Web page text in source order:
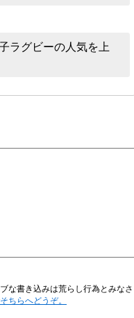
ラグビーの人気を上
な書き込みは荒らし行為とみなさ
ちらへどうぞ。